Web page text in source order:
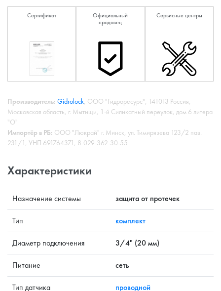
Сертификат
Официальный
продавец
Сервисные центры
Производитель: Gidrolock, ООО "Гидроресурс", 141013 Россия,
Московская область, г. Мытищи, 1-й Силикатный переулок, дом 6 литера
"О"
Импортёр в РБ: ООО "Люкрай" г. Минск, ул. Тимирязева 123/2 пав.
231/1, УНП 691764371, 8-029-362-30-55
Характеристики
Назначение системы защита от протечек
Тип комплект
Диаметр подключения 3/4" (20 мм)
Питание сеть
Тип датчика проводной